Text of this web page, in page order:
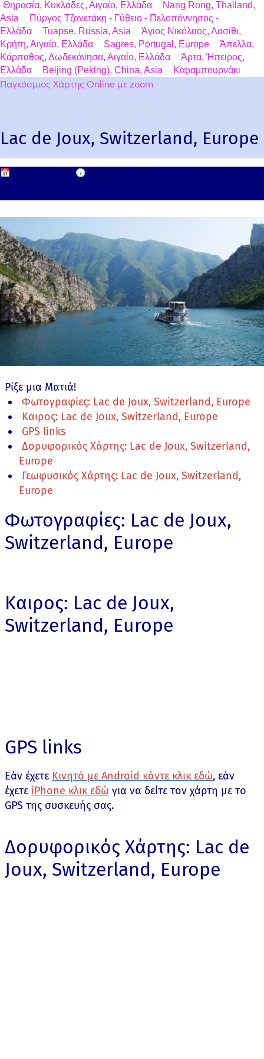
Θηρασία, Κυκλάδες, Αιγαίο, Ελλάδα
Nang Rong, Thailand,
Asia
Πύργος Τζανετάκη - Γύθειο - Πελοπόννησος -
Ελλάδα
Tuapse, Russia, Asia
Άγιος Νικόλαος, Λασίθι,
Κρήτη, Αιγαίο, Ελλάδα
Sagres, Portugal, Europe
Άπελλα,
Κάρπαθος, Δωδεκάνησα, Αιγαίο, Ελλάδα
Άρτα, Ήπειρος,
Ελλάδα
Beijing (Peking), China, Asia Καραμπουρνάκι
Παγκόσμιος Χάρτης Online με zoom
Lac de Joux, Switzerland, Europe
📅 🕟
Ρίξε μια Ματιά!
Φωτογραφίες: Lac de Joux, Switzerland, Europe
Καιρος: Lac de Joux, Switzerland, Europe
GPS links
Δορυφορικός Χάρτης: Lac de Joux, Switzerland,
Europe
Γεωφυσικός Χάρτης: Lac de Joux, Switzerland,
Europe
Φωτογραφίες: Lac de Joux,
Switzerland, Europe
Καιρος: Lac de Joux,
Switzerland, Europe
GPS links
Εάν έχετε Κινητό με Android κάντε κλικ εδώ, εάν
έχετε iPhone κλικ εδώ για να δείτε τον χάρτη με το
GPS της συσκευής σας.
Δορυφορικός Χάρτης: Lac de
Joux, Switzerland, Europe